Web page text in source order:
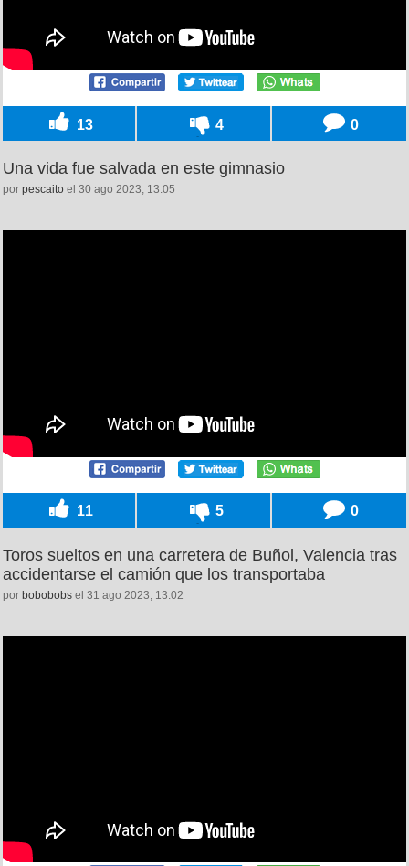
13 4 0
Una vida fue salvada en este gimnasio
por pescaito el 30 ago 2023, 13:05
11 5 0
Toros sueltos en una carretera de Buñol, Valencia tras
accidentarse el camión que los transportaba
por bobobobs el 31 ago 2023, 13:02